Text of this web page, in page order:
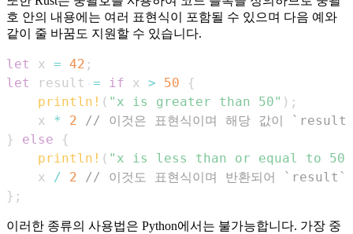
호 안의 내용에는 여러 표현식이 포함될 수 있으며 다음 예와
같이 줄 바꿈도 지원할 수 있습니다.
let x = 42 ;
let
result = if x > 50
{
println! ( "x is greater than 50" ) ;
    x
* 2
// 이것은 표현식이며 해당 값이 `result`
}
else
{
println! ( "x is less than or equal to 50"
    x
/ 2
// 이것도 표현식이며 반환되어 `result`
} ;
이러한 종류의 사용법은 Python에서는 불가능합니다. 가장 중